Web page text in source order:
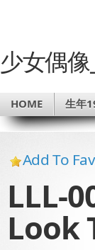
少女偶像
HOME 生年
Add To
LLL-
Look